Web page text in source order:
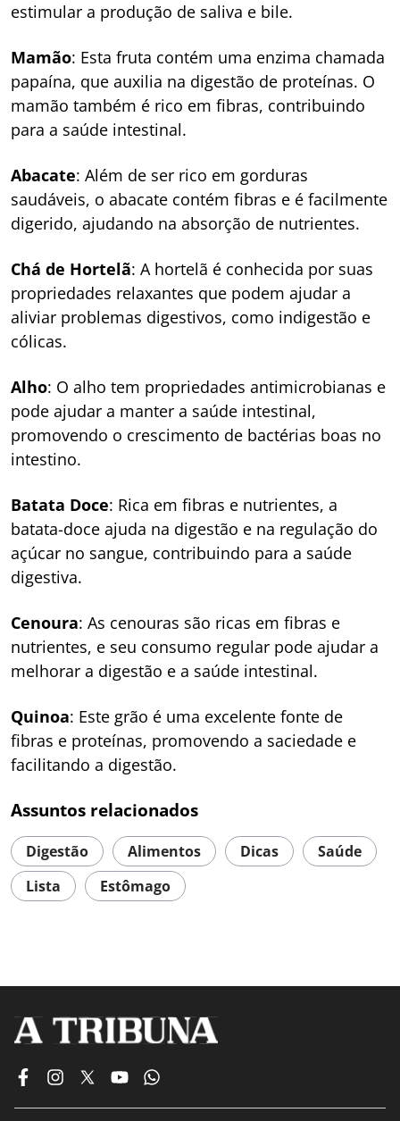
estimular a produção de saliva e bile.
Mamão: Esta fruta contém uma enzima chamada
papaína, que auxilia na digestão de proteínas. O
mamão também é rico em fibras, contribuindo
para a saúde intestinal.
Abacate: Além de ser rico em gorduras
saudáveis, o abacate contém fibras e é facilmente
digerido, ajudando na absorção de nutrientes.
Chá de Hortelã: A hortelã é conhecida por suas
propriedades relaxantes que podem ajudar a
aliviar problemas digestivos, como indigestão e
cólicas.
Alho: O alho tem propriedades antimicrobianas e
pode ajudar a manter a saúde intestinal,
promovendo o crescimento de bactérias boas no
intestino.
Batata Doce: Rica em fibras e nutrientes, a
batata-doce ajuda na digestão e na regulação do
açúcar no sangue, contribuindo para a saúde
digestiva.
Cenoura: As cenouras são ricas em fibras e
nutrientes, e seu consumo regular pode ajudar a
melhorar a digestão e a saúde intestinal.
Quinoa: Este grão é uma excelente fonte de
fibras e proteínas, promovendo a saciedade e
facilitando a digestão.
Assuntos relacionados
Digestão Alimentos Dicas
Saúde
Lista
Estômago